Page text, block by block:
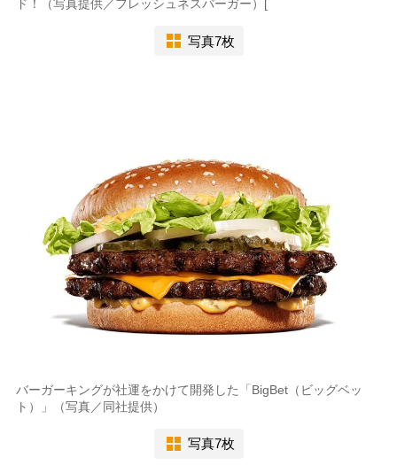
ド！（写真提供／フレッシュネスバーガー）[
写真7枚
バーガーキングが社運をかけて開発した「BigBet（ビッグベッ
ト）」（写真／同社提供）
写真7枚